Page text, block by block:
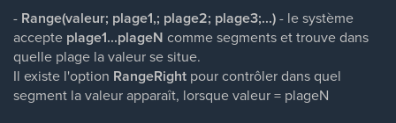
- Range(valeur; plage1,; plage2; plage3;...)- le système
accepte plage1...plageN comme segments et trouve dans
quelle plage la valeur se situe.
Il existe l'option RangeRight pour contrôler dans quel
segment la valeur apparaît, lorsque valeur = plageN